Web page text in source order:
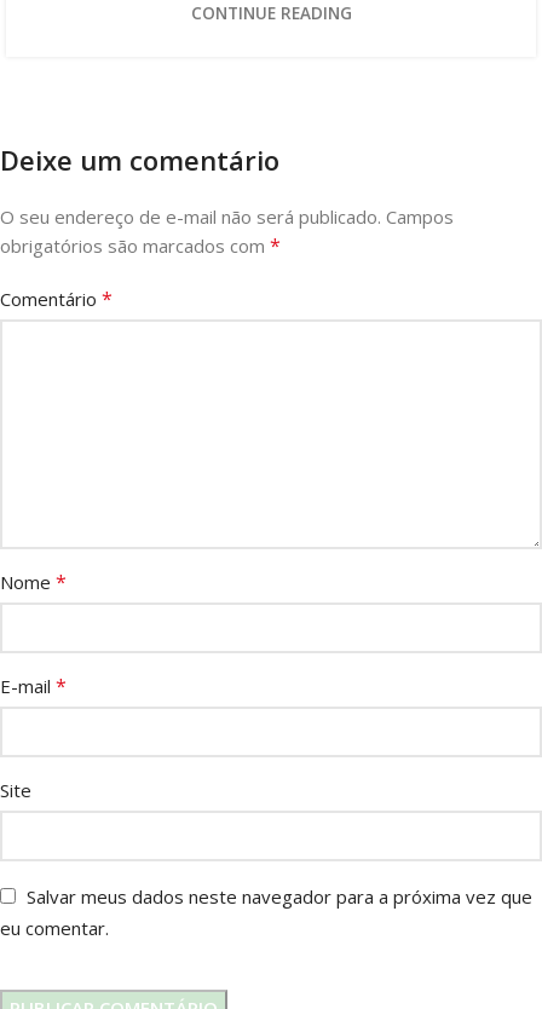
CONTINUE READING
Deixe um comentário
O seu endereço de e-mail não será publicado. Campos
obrigatórios são marcados com *
Comentário *
Nome *
E-mail *
Site
Salvar meus dados neste navegador para a próxima vez que
eu comentar.